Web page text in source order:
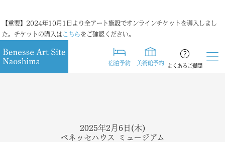
【重要】2024年10月1日より全アート施設でオンラインチケットを導入しまし
た。チケットの購入は こちらをご確認ください。
宿泊予約 美術館予約 よくあるご質問
2025年2月6日(木)
ベネッセハウス ミュージアム